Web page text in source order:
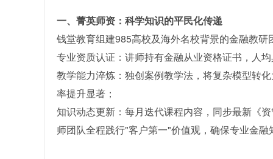
一、菁英师资：科学知识的平民化传递
钱堂教育组建985高校及海外名校背景的金融教
专业资质认证：讲师持有金融从业资格证书，人
教学能力淬炼：独创案例教学法，将复杂模型转
率提升显著；
知识动态更新：每月迭代课程内容，同步最新《
师团队全程践行"客户第一"价值观，确保专业金